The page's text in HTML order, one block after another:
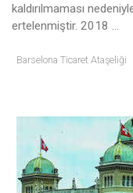
kaldırılmaması
ertelenmiştir. 2018 ...
Barselona Ticaret Ataşeliği